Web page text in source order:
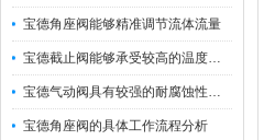
宝德角座阀能够精准调节流体流量
宝德截止阀能够承受较高的温度和压力
宝德气动阀具有较强的耐腐蚀性和抗震性
宝德角座阀的具体工作流程分析